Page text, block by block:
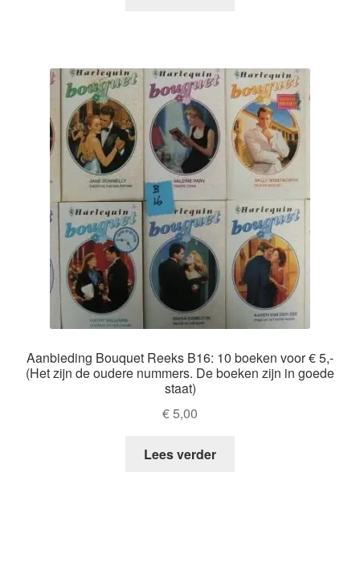
Aanbieding Bouquet Reeks B16: 10 boeken voor € 5,-
(Het zijn de oudere nummers. De boeken zijn in goede
staat)
€5,00
Lees verder